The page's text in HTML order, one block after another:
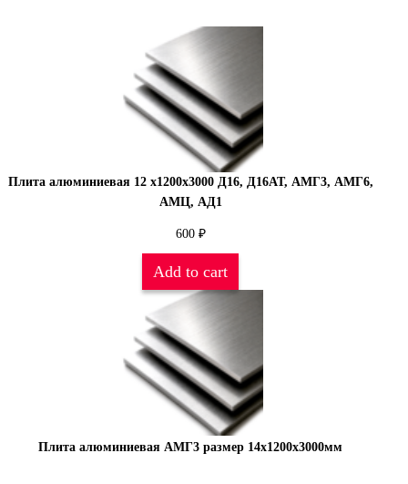
Плита алюминиевая 12 х1200х3000 Д16, Д16АТ, АМГ3, АМГ6,
АМЦ, АД1
600 ₽
Add to cart
Плита алюминиевая АМГ3 размер 14х1200х3000мм